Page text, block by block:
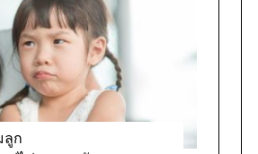
ลูก